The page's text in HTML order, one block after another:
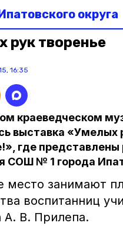
округа
рук творенье
16:35
краеведческом
выставка «Умелых
где представлены
СОШ № 1 города
место занимают
воспитанниц
А. В. Прилепа.